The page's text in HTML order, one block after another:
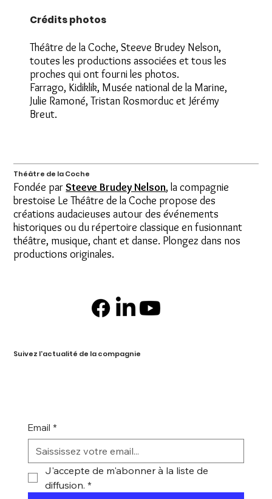
Crédits photos
Théâtre de la Coche, Steeve Brudey Nelson,
toutes les productions associées et tous les
proches qui ont fourni les photos.
Farrago, Kidiklik, Musée national de la Marine,
Julie Ramoné, Tristan Rosmorduc et Jérémy
Breut.
Théâtre de la Coche
Fondée parSteeve Brudey Nelson, la compagnie
brestoise Le Théâtre de la Coche propose des
créations audacieuses autour des événements
historiques ou du répertoire classique en fusionnant
théâtre, musique, chant et danse. Plongez dans nos
productions originales.
Email *
J'accepte de m'abonner à la liste de
diffusion. *
Suivez l'actualité de la compagnie